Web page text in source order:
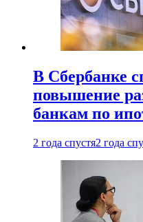
В Сбербанке
повышение
банкам по
2 года спустя2 года